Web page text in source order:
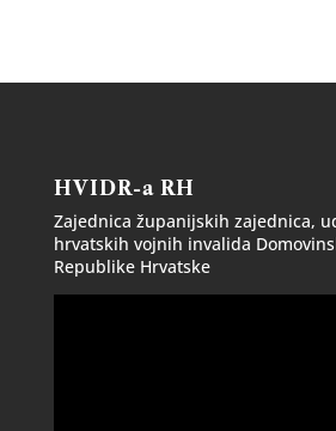
HVIDR-a RH
Zajednica županijskih zajednica,
hrvatskih vojnih invalida
Republike Hrvatske